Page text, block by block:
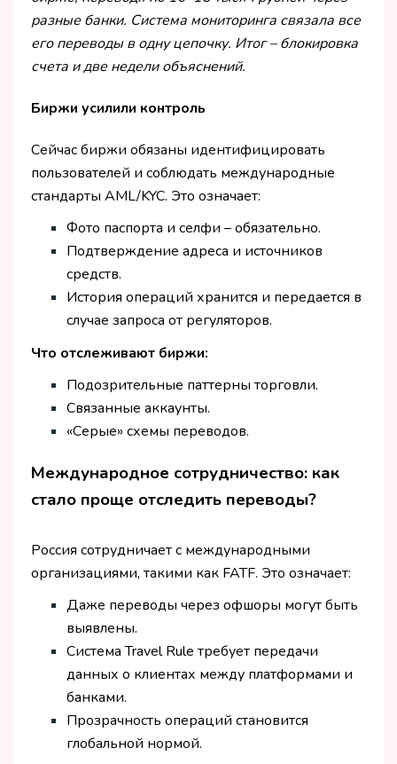
разные банки. Система мониторинга связала все
его переводы в одну цепочку. Итог – блокировка
счета и две недели объяснений.
Биржи усилили контроль
Сейчас биржи обязаны идентифицировать
пользователей и соблюдать международные
стандарты AML/KYC. Это означает:
Фото паспорта и селфи – обязательно.
Подтверждение адреса и источников
средств.
История операций хранится и передается в
случае запроса от регуляторов.
Что отслеживают биржи:
Подозрительные паттерны торговли.
Связанные аккаунты.
«Серые» схемы переводов.
Международное сотрудничество: как
стало проще отследить переводы?
Россия сотрудничает с международными
организациями, такими как FATF. Это означает:
Даже переводы через офшоры могут быть
выявлены.
Система Travel Rule требует передачи
данных о клиентах между платформами и
банками.
Прозрачность операций становится
глобальной нормой.